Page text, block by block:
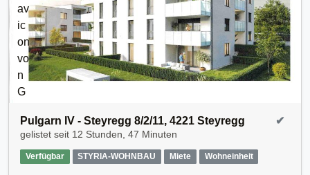
Pulgarn IV - Steyregg 8/2/11, 4221 Steyregg
gelistet seit 12 Stunden, 47 Minuten
Verfügbar STYRIA-WOHNBAU Miete Wohneinheit
✔